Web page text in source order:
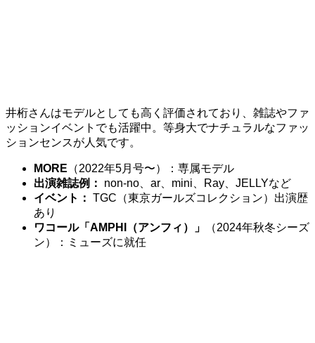
井桁さんはモデルとしても高く評価されており、雑誌やファ
ッションイベントでも活躍中。等身大でナチュラルなファッ
ションセンスが人気です。
MORE （2022年5月号〜）：専属モデル
出演雑誌例：
non-no、ar、mini、Ray、JELLYなど
イベント： TGC（東京ガールズコレクション）出演歴
あり
ワコール「AMPHI（アンフィ）」
（2024年秋冬シーズ
ン）：ミューズに就任